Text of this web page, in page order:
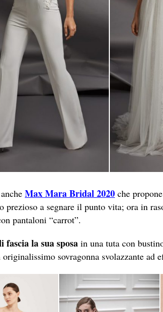
Max Mara Bridal 2020 che
a segnare il punto vita; ora in
pantaloni “carrot”.
fascia la sua sposa in una tuta con
sovragonna svolazzante ad